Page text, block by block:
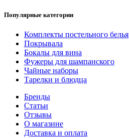
Популярные категории
Комплекты постельного белья
Покрывала
Бокалы для вина
Фужеры для шампанского
Чайные наборы
Тарелки и блюдца
Бренды
Статьи
Отзывы
О магазине
Доставка и оплата